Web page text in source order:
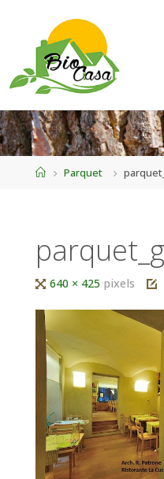
HomeParquet
Tutta640 × 425 pixels